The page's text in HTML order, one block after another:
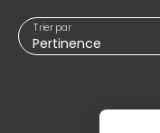
Pertinence
Trier par